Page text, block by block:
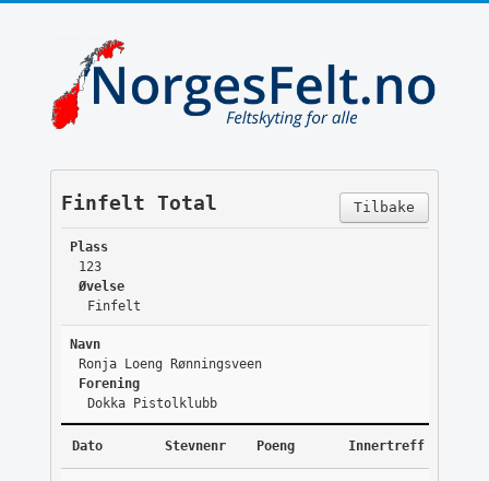
Tilbake
Finfelt Total
Plass
123
Øvelse
Finfelt
Navn
Ronja Loeng Rønningsveen
Forening
Dokka Pistolklubb
Dato Stevnenr Poeng Innertreff